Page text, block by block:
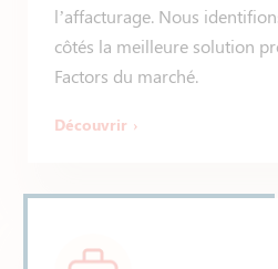
l’affacturage. Nous
côtés la meilleure solution
Factors du marché.
Découvrir